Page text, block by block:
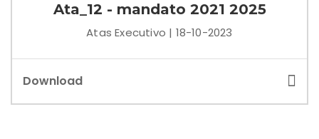
Ata_12 - mandato 2021 2025
Atas Executivo | 18-10-2023
Download